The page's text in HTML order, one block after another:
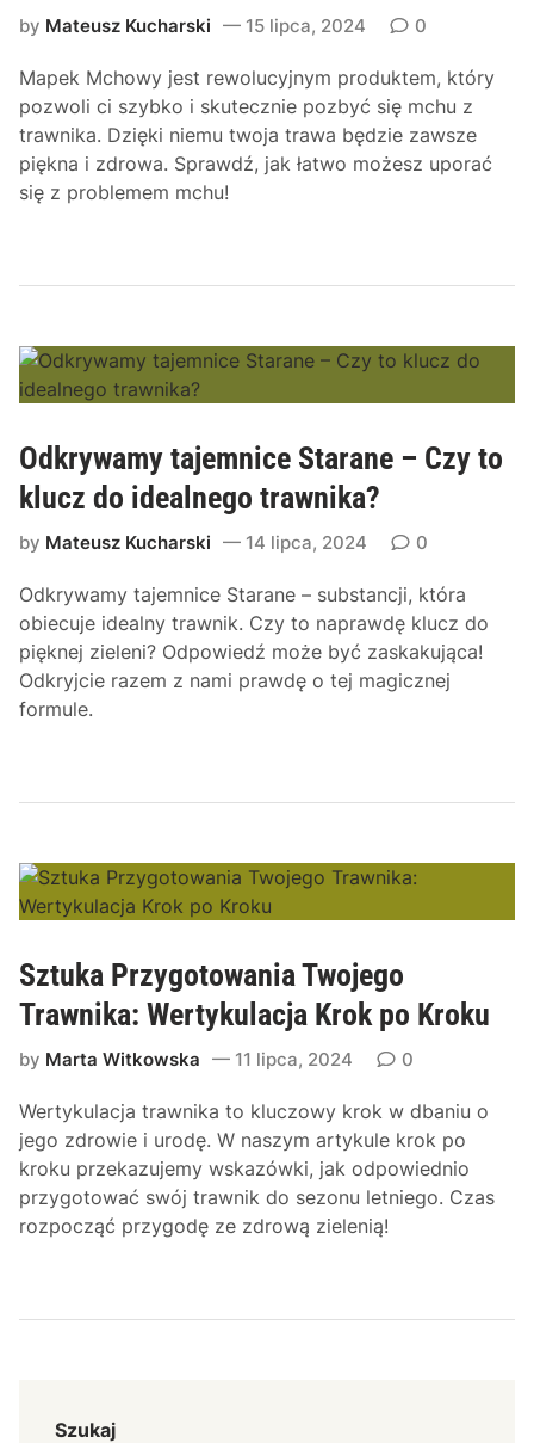
by Mateusz Kucharski 15 lipca, 2024 0
Mapek Mchowy jest rewolucyjnym produktem, który
pozwoli ci szybko i skutecznie pozbyć się mchu z
trawnika. Dzięki niemu twoja trawa będzie zawsze
piękna i zdrowa. Sprawdź, jak łatwo możesz uporać
się z problemem mchu!
Odkrywamy tajemnice Starane – Czy to
klucz do idealnego trawnika?
by Mateusz Kucharski 14 lipca, 2024 0
Odkrywamy tajemnice Starane – substancji, która
obiecuje idealny trawnik. Czy to naprawdę klucz do
pięknej zieleni? Odpowiedź może być zaskakująca!
Odkryjcie razem z nami prawdę o tej magicznej
formule.
Sztuka Przygotowania Twojego
Trawnika: Wertykulacja Krok po Kroku
by Marta Witkowska 11 lipca, 2024 0
Wertykulacja trawnika to kluczowy krok w dbaniu o
jego zdrowie i urodę. W naszym artykule krok po
kroku przekazujemy wskazówki, jak odpowiednio
przygotować swój trawnik do sezonu letniego. Czas
rozpocząć przygodę ze zdrową zielenią!
Szukaj